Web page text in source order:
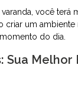
você terá
criar um ambiente
do dia.
Sua Melhor